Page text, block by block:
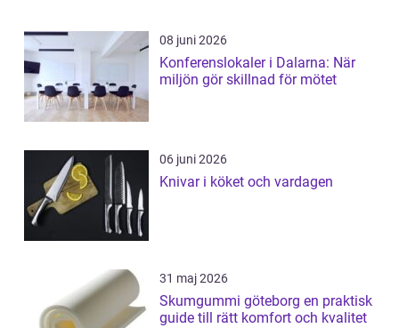
08 juni 2026
Konferenslokaler i Dalarna: När
miljön gör skillnad för mötet
06 juni 2026
Knivar i köket och vardagen
31 maj 2026
Skumgummi göteborg en praktisk
guide till rätt komfort och kvalitet